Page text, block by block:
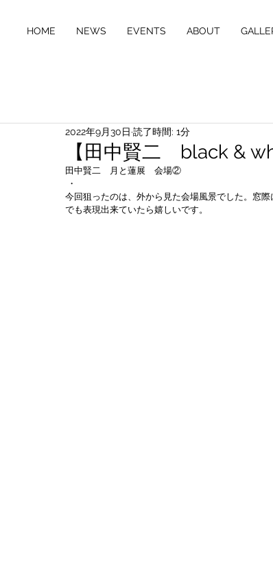
HOME NEWS EVENTS ABOUT
【田中賢二 black &
2022年9月30日 読了時間: 1分
田中賢二　月と蓮展　会場②
・
今回狙ったのは、外から見た会場風景でした。窓
でも表現出来ていたら嬉しいです。